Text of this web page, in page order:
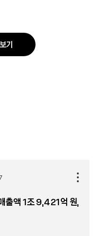
기
출액 1조 9,421억 원,